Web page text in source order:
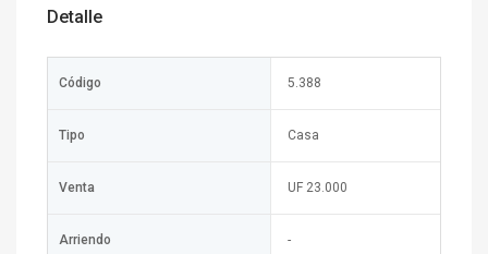
Detalle
Código 5.388
Tipo Casa
Venta UF 23.000
Arriendo -